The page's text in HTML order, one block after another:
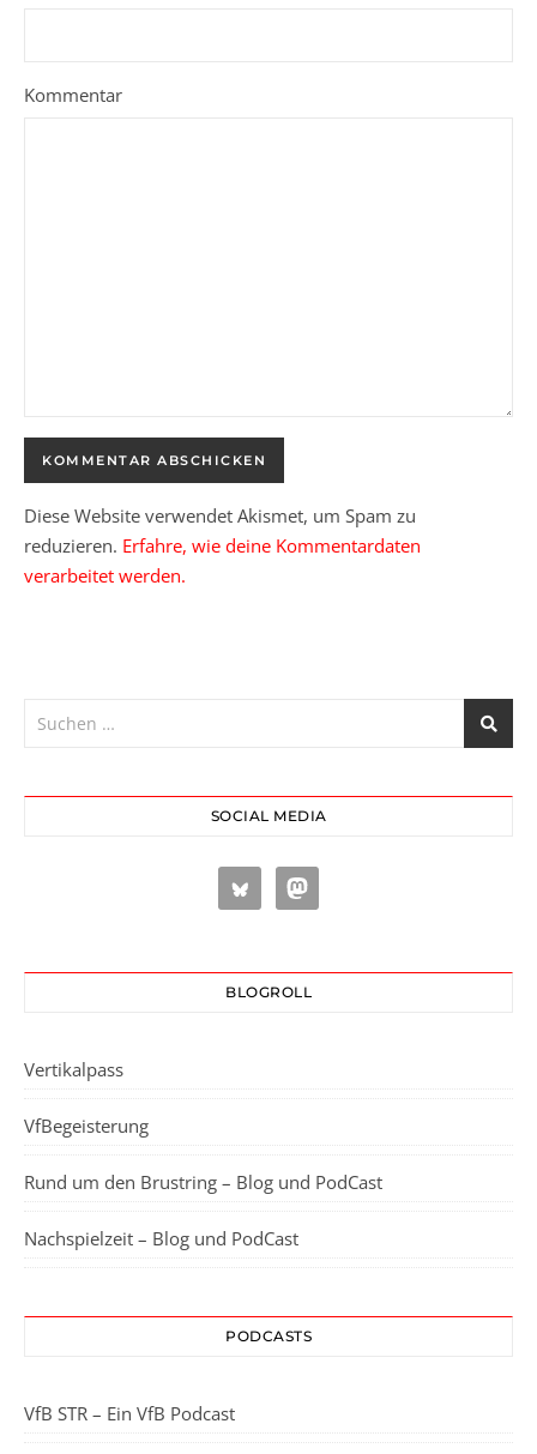
Kommentar
Diese Website verwendet Akismet, um Spam zu
reduzieren. Erfahre, wie deine Kommentardaten
verarbeitet werden.
SOCIAL MEDIA
BLOGROLL
Vertikalpass
VfBegeisterung
Rund um den Brustring – Blog und PodCast
Nachspielzeit – Blog und PodCast
PODCASTS
VfB STR – Ein VfB Podcast